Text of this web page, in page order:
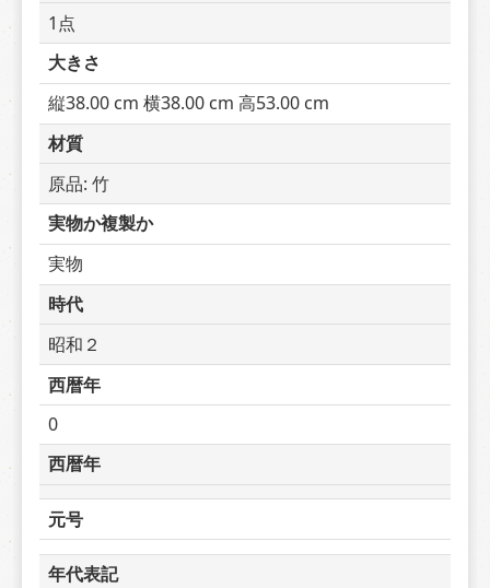
1点
大きさ
縦38.00 cm 横38.00 cm 高53.00 cm
材質
原品: 竹
実物か複製か
実物
時代
昭和２
西暦年
0
西暦年
元号
年代表記